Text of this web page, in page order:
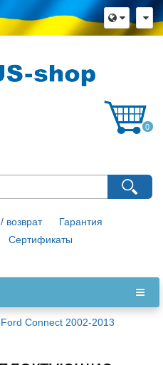
0
возврат
Гарантия
Сертификаты
Ford Connect 2002-2013
×
язык магазина
Українська
Закрыть